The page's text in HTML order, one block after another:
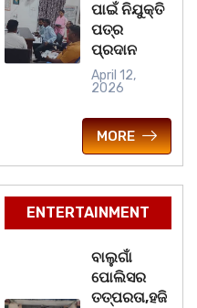
ପାଇଁ ନିଯୁକ୍ତି
ପତ୍ର
ପ୍ରଦାନ
April 12,
2026
MORE
ENTERTAINMENT
ବାଲୁଗାଁ
ପୋଲିସର
ତତ୍‌ପରତା,ହଜି